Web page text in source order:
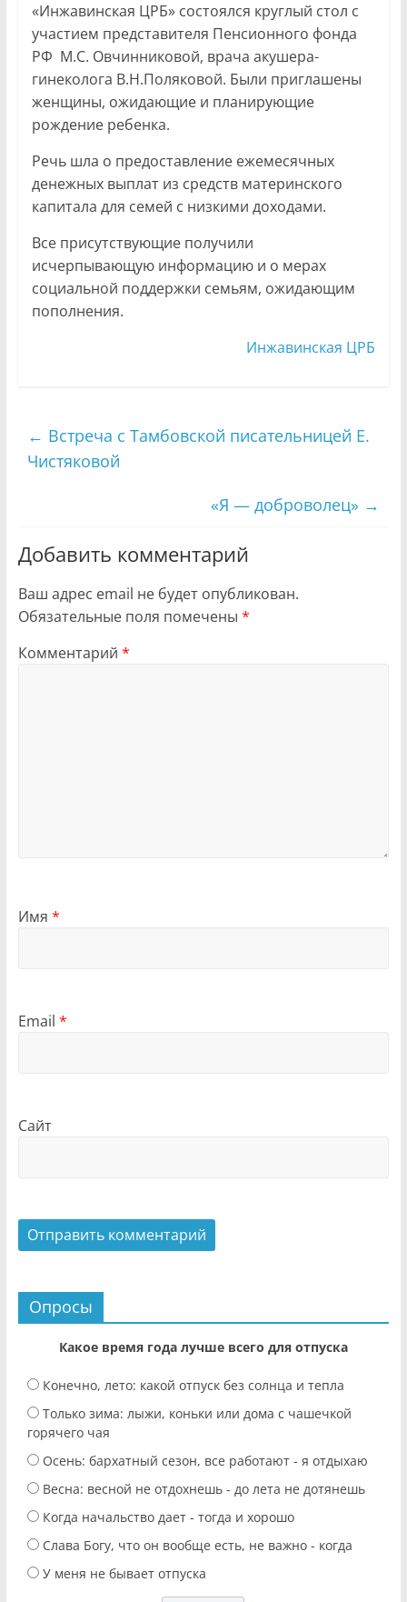
«Инжавинская ЦРБ» состоялся круглый стол с
участием представителя Пенсионного фонда
РФ М.С. Овчинниковой, врача акушера-
гинеколога В.Н.Поляковой. Были приглашены
женщины, ожидающие и планирующие
рождение ребенка.
Речь шла о предоставление ежемесячных
денежных выплат из средств материнского
капитала для семей с низкими доходами.
Все присутствующие получили
исчерпывающую информацию и о мерах
социальной поддержки семьям, ожидающим
пополнения.
Инжавинская ЦРБ
← Встреча с Тамбовской писательницей Е.
Чистяковой
«Я — доброволец» →
Добавить комментарий
Ваш адрес email не будет опубликован.
Обязательные поля помечены *
Комментарий *
Имя *
Email *
Сайт
Опросы
Какое время года лучше всего для отпуска
Конечно, лето: какой отпуск без солнца и тепла
Только зима: лыжи, коньки или дома с чашечкой
горячего чая
Осень: бархатный сезон, все работают - я отдыхаю
Весна: весной не отдохнешь - до лета не дотянешь
Когда начальство дает - тогда и хорошо
Слава Богу, что он вообще есть, не важно - когда
У меня не бывает отпуска